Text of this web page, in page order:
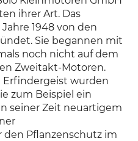
ihrer Art. Das
1948 von den
Sie begannen mit
noch nicht auf dem
Zweitakt-Motoren.
Erfindergeist wurden
zum Beispiel ein
seiner Zeit neuartigem
Pflanzenschutz im